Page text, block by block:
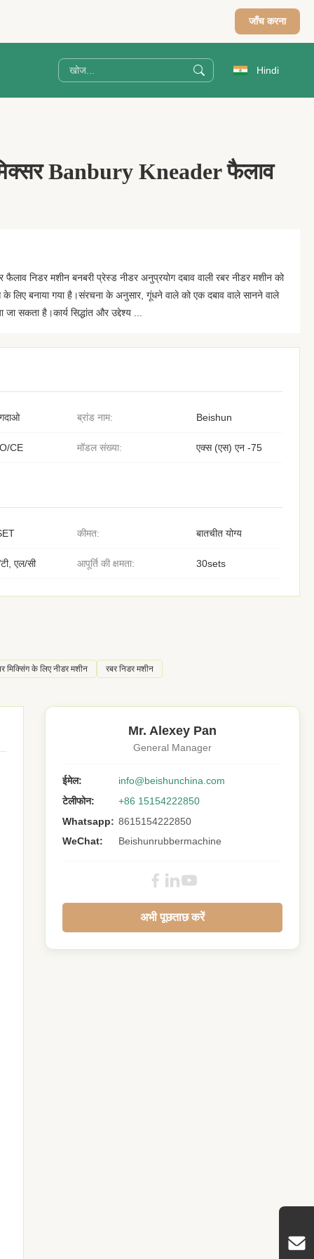
जाँच करना
Hindi
Banbury Kneader फैलाव
निडर मशीन बनबरी प्रेस्ड नीडर अनुप्रयोग दबाव वाली रबर नीडर मशीन को
के लिए बनाया गया है।संरचना के अनुसार, गूंधने वाले को एक दबाव वाले सानने वाले
सकता है।कार्य सिद्धांत और उद्देश्य ...
ब्रांड नाम: Beishun
CE मॉडल संख्या: एक्स (एस) एन -75
कीमत: बातचीत योग्य
एल/सी आपूर्ति की क्षमता: 30sets
मिक्सिंग के लिए नीडर मशीन रबर निडर मशीन
Mr. Alexey Pan
General Manager
ईमेल:
info@beishunchina.com
टेलीफोन:
+86 15154222850
Whatsapp: 8615154222850
WeChat:
Beishunrubbermachine
अभी पूछताछ करें